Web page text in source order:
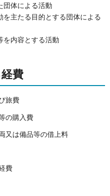
団体による活動
を主たる目的とする団体による
を内容とする活動
費
旅費
の購入費
又は備品等の借上料
費